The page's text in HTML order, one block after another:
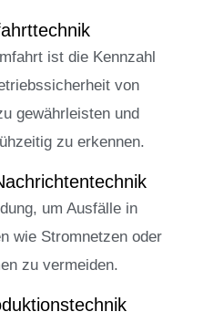
ist die Kennzahl
von
gewährleisten und
zu erkennen.
um Ausfälle in
wie Stromnetzen oder
zu vermeiden.